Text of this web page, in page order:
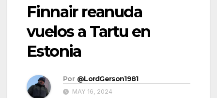
Finnair reanuda
vuelos a Tartu en
Estonia
Por @LordGerson1981
MAY 16, 2024